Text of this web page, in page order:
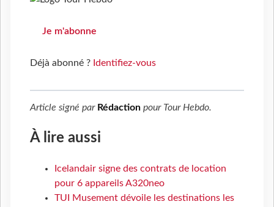
Je m'abonne
Déjà abonné ? Identifiez-vous
Article signé par Rédaction pour Tour Hebdo.
À lire aussi
Icelandair signe des contrats de location
pour 6 appareils A320neo
TUI Musement dévoile les destinations les